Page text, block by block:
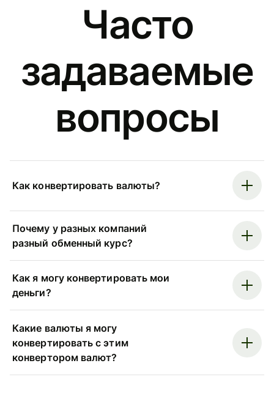
Часто
задаваемые
вопросы
Как конвертировать валюты?
Почему у разных компаний
разный обменный курс?
Как я могу конвертировать мои
деньги?
Какие валюты я могу
конвертировать с этим
конвертором валют?